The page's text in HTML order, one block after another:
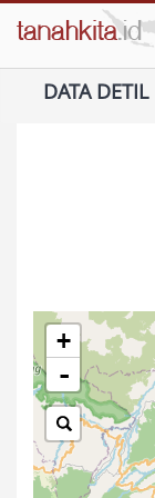
DATA DETIL
+
-